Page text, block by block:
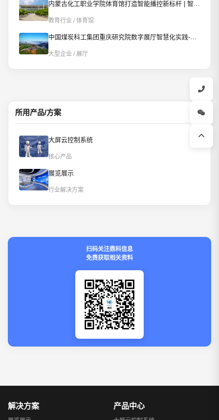
内蒙古化工职业学院体育馆打造智能播控新标杆 | 智慧赋能校园文体新场景
教育行业 / 体育馆
中国煤炭科工集团重庆研究院数字展厅智慧化实践-AI智控重构数字展厅
大型企业 / 展厅
所用产品/方案
大屏云控制系统
核心产品
展览展示
行业解决方案
扫码关注鼎科信息
免费获取相关资料
产品中心
解决方案